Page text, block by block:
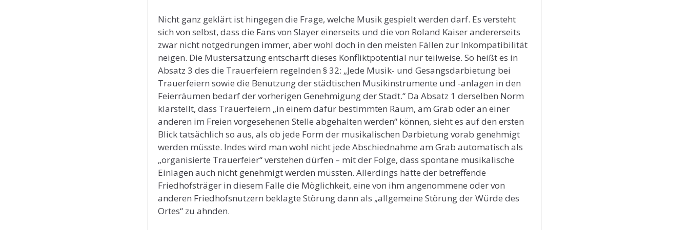
Nicht ganz geklärt ist hingegen die Frage, welche Musik gespielt werden darf. Es versteht
sich von selbst, dass die Fans von Slayer einerseits und die von Roland Kaiser andererseits
zwar nicht notgedrungen immer, aber wohl doch in den meisten Fällen zur Inkompatibilität
neigen. Die Mustersatzung entschärft dieses Konfliktpotential nur teilweise. So heißt es in
Absatz 3 des die Trauerfeiern regelnden § 32: „Jede Musik- und Gesangsdarbietung bei
Trauerfeiern sowie die Benutzung der städtischen Musikinstrumente und -anlagen in den
Feierräumen bedarf der vorherigen Genehmigung der Stadt.“ Da Absatz 1 derselben Norm
klarstellt, dass Trauerfeiern „in einem dafür bestimmten Raum, am Grab oder an einer
anderen im Freien vorgesehenen Stelle abgehalten werden“ können, sieht es auf den ersten
Blick tatsächlich so aus, als ob jede Form der musikalischen Darbietung vorab genehmigt
werden müsste. Indes wird man wohl nicht jede Abschiednahme am Grab automatisch als
„organisierte Trauerfeier“ verstehen dürfen – mit der Folge, dass spontane musikalische
Einlagen auch nicht genehmigt werden müssten. Allerdings hätte der betreffende
Friedhofsträger in diesem Falle die Möglichkeit, eine von ihm angenommene oder von
anderen Friedhofsnutzern beklagte Störung dann als „allgemeine Störung der Würde des
Ortes“ zu ahnden.